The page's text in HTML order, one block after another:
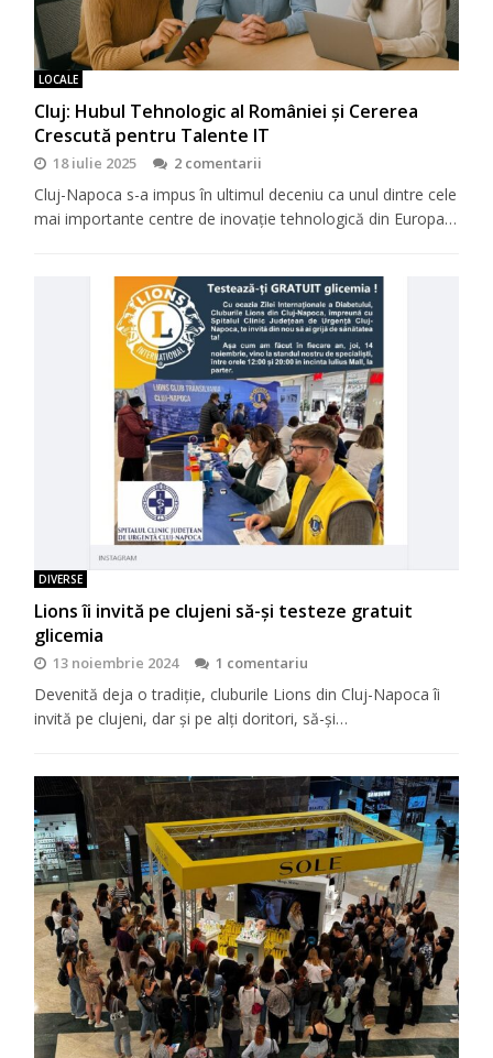
LOCALE
Cluj: Hubul Tehnologic al României și Cererea
Crescută pentru Talente IT
18 iulie 2025 2 comentarii
Cluj-Napoca s-a impus în ultimul deceniu ca unul dintre cele
mai importante centre de inovație tehnologică din Europa…
DIVERSE
Lions îi invită pe clujeni să-şi testeze gratuit
glicemia
13 noiembrie 2024 1 comentariu
Devenită deja o tradiţie, cluburile Lions din Cluj-Napoca îi
invită pe clujeni, dar şi pe alţi doritori, să-şi…